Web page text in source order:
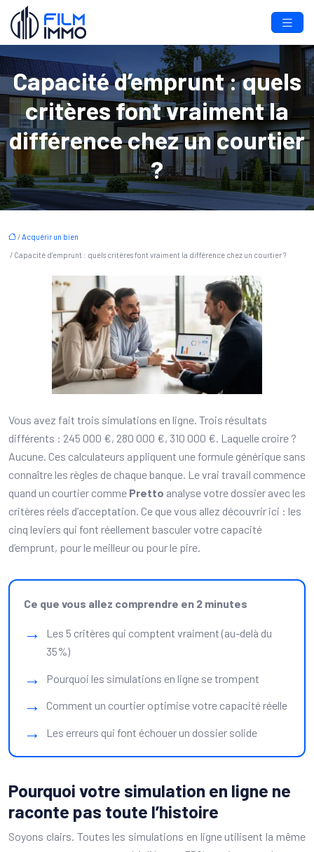
Capacité d’emprunt : quels
critères font vraiment la
différence chez un courtier
?
/Acquérir un bien
/ Capacité d’emprunt : quels critères font vraiment la différence chez un courtier ?
Vous avez fait trois simulations en ligne. Trois résultats
différents : 245 000 €, 280 000 €, 310 000 €. Laquelle croire ?
Aucune. Ces calculateurs appliquent une formule générique sans
connaître les règles de chaque banque. Le vrai travail commence
quand un courtier comme Pretto analyse votre dossier avec les
critères réels d’acceptation. Ce que vous allez découvrir ici : les
cinq leviers qui font réellement basculer votre capacité
d’emprunt, pour le meilleur ou pour le pire.
Ce que vous allez comprendre en 2 minutes
Les 5 critères qui comptent vraiment (au-delà du
35%)
Pourquoi les simulations en ligne se trompent
Comment un courtier optimise votre capacité réelle
Les erreurs qui font échouer un dossier solide
Pourquoi votre simulation en ligne ne
raconte pas toute l’histoire
Soyons clairs. Toutes les simulations en ligne utilisent la même